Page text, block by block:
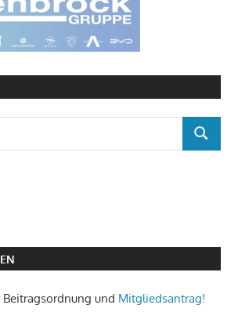
SUCHEN
und Mitgliedsantrag!